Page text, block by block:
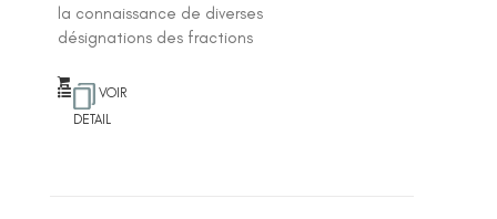
la connaissance de diverses
désignations des fractions
VOIR
DETAIL